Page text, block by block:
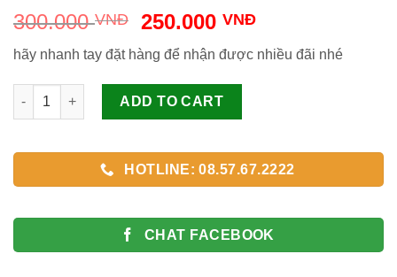
300.000VNĐ
Original
price
was:
300.000 VNĐ.
250.000VNĐCurrent
price
is:
hãy nhanh tay đặt hàng để nhận được nhiều đãi nhé
dây đồng hồ kim loại, đẹp nhất thị trường hcm quantity
ADD TO CART
HOTLINE: 08.57.67.2222
CHAT FACEBOOK